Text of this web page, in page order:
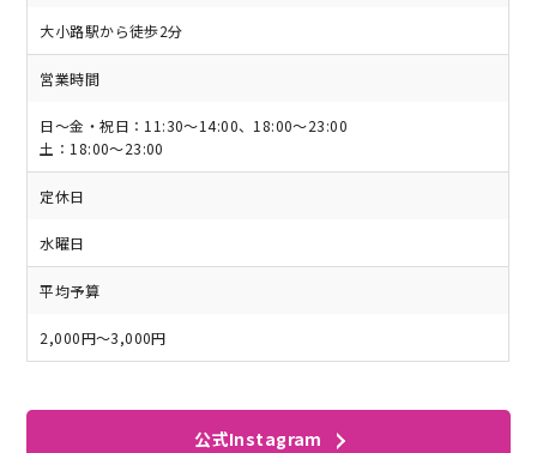
大小路駅から徒歩2分
営業時間
日〜金・祝日：11:30～14:00、18:00～23:00
土：18:00～23:00
定休日
水曜日
平均予算
2,000円～3,000円
公式Instagram